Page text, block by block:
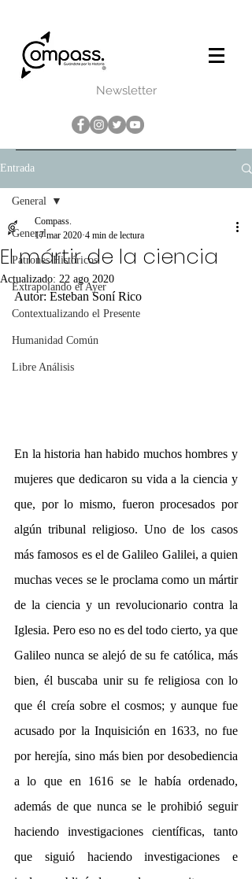
Newsletter
Entrada
General
Patrones Históricos
Extrapolando el Ayer
Contextualizando el Presente
Humanidad Común
Libre Análisis
General
El mártir de la ciencia
Compass.
17 mar 2020 4 min de lectura
Actualizado: 22 ago 2020
Autor: Esteban Soní Rico
En la historia han habido muchos hombres y
mujeres que dedicaron su vida a la ciencia y
que, por lo mismo, fueron procesados por
algún tribunal religioso. Uno de los casos
más famosos es el de Galileo Galilei, a quien
muchas veces se le proclama como un mártir
de la ciencia y un revolucionario contra la
Iglesia. Pero eso no es del todo cierto, ya que
Galileo nunca se alejó de su fe católica, más
bien, él buscaba unir su fe religiosa con lo
que él creía sobre el cosmos; y aunque fue
acusado por la Inquisición en 1633, no fue
por herejía, sino más bien por desobediencia
a lo que en 1616 se le había ordenado,
además de que nunca se le prohibió seguir
haciendo investigaciones científicas, tanto
que siguió haciendo investigaciones e